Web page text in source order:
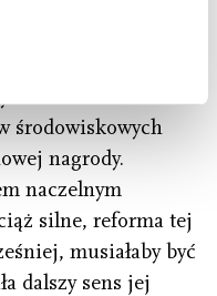
jej wycofaniem
zadecydują
może, jak
moment na
środowiskowych
nagrody.
naczelnym
silne, reforma tej
musiałaby być
dalszy sens jej